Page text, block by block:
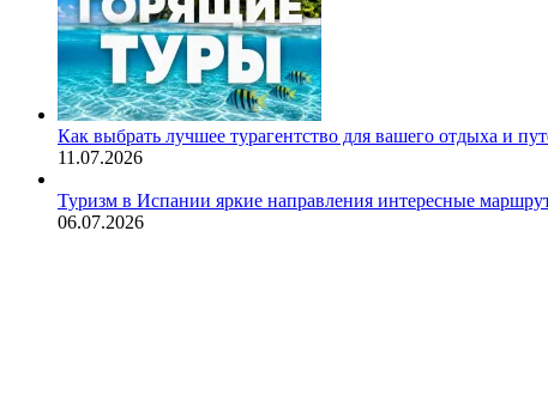
Как выбрать лучшее турагентство для вашего отдыха и
11.07.2026
Туризм в Испании яркие направления интересные
06.07.2026